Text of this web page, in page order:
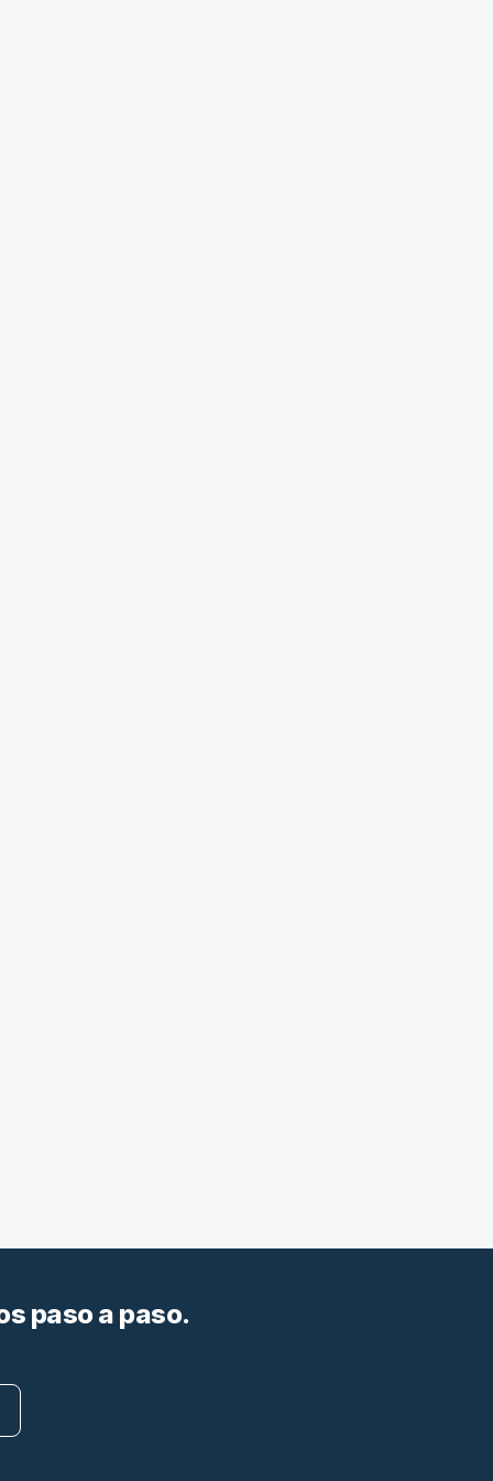
paso a paso.